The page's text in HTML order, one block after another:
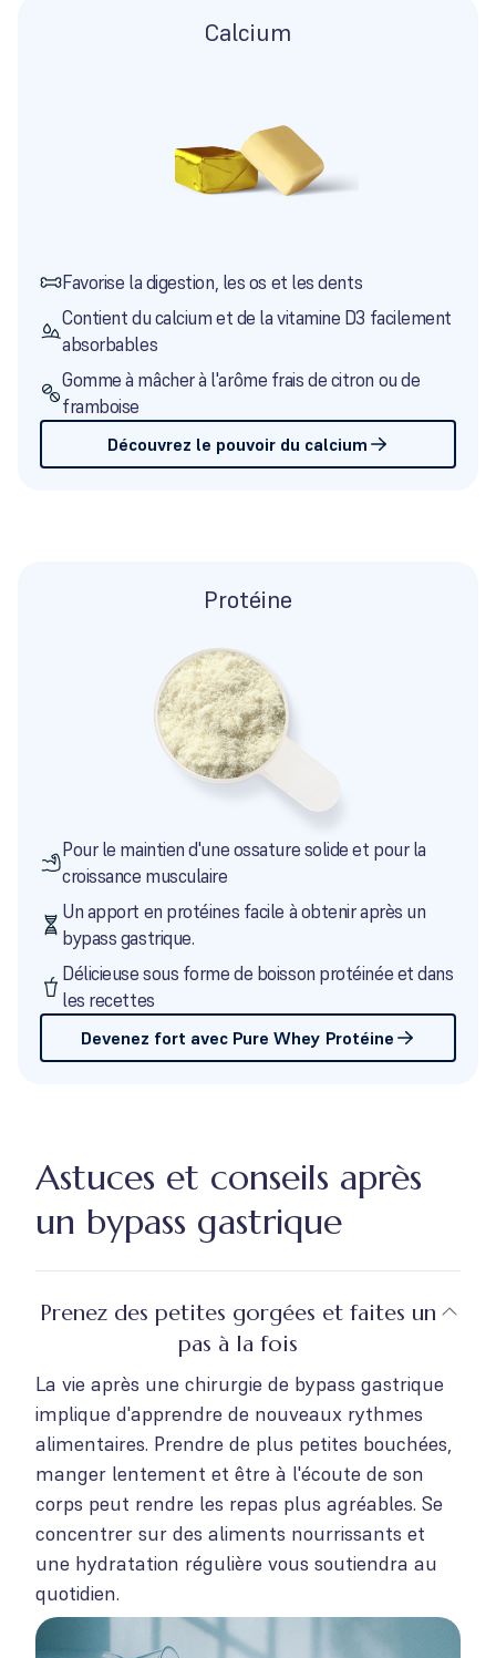
Calcium
Favorise la digestion, les os et les dents
Contient du calcium et de la vitamine D3 facilement
absorbables
Gomme à mâcher à l'arôme frais de citron ou de
framboise
Découvrez le pouvoir du calcium
Protéine
Pour le maintien d'une ossature solide et pour la
croissance musculaire
Un apport en protéines facile à obtenir après un
bypass gastrique.
Délicieuse sous forme de boisson protéinée et dans
les recettes
Devenez fort avec Pure Whey Protéine
Astuces et conseils après
un bypass gastrique
Prenez des petites gorgées et faites un
pas à la fois
La vie après une chirurgie de bypass gastrique
implique d'apprendre de nouveaux rythmes
alimentaires. Prendre de plus petites bouchées,
manger lentement et être à l'écoute de son
corps peut rendre les repas plus agréables. Se
concentrer sur des aliments nourrissants et
une hydratation régulière vous soutiendra au
quotidien.